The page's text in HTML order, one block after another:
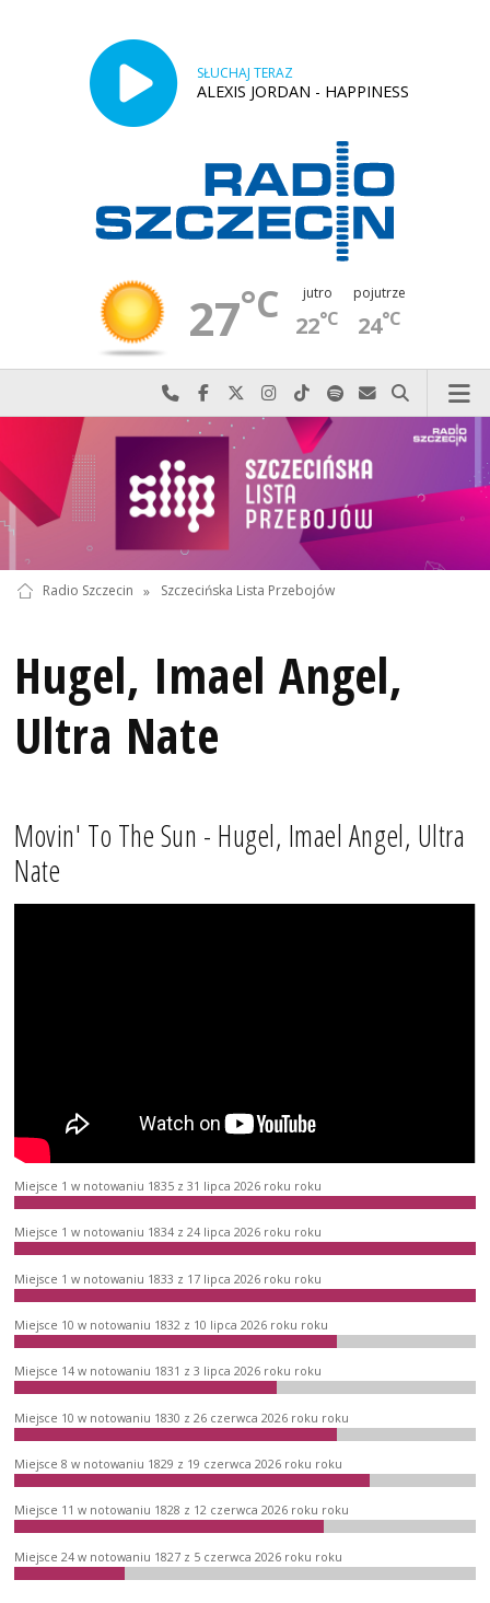
SŁUCHAJ TERAZ
ALEXIS JORDAN - HAPPINESS
27°C jutro
22°C
pojutrze
24°C
Najlepiej po prostu do nas zadzwoń
Odwiedź nas na Facebook-u
Odwiedź nas na X
Odwiedź nas na Instagram-ie
Odwiedź nas na TikTok-u
Szukaj nas na Spotify
Wyślij do nas
Szukaj
Radio Szczecin » Szczecińska Lista Przebojów
Hugel, Imael Angel,
Ultra Nate
Movin' To The Sun - Hugel, Imael Angel, Ultra
Nate
Miejsce 1 w notowaniu 1835 z 31 lipca 2026 roku roku
Miejsce 1 w notowaniu 1834 z 24 lipca 2026 roku roku
Miejsce 1 w notowaniu 1833 z 17 lipca 2026 roku roku
Miejsce 10 w notowaniu 1832 z 10 lipca 2026 roku roku
Miejsce 14 w notowaniu 1831 z 3 lipca 2026 roku roku
Miejsce 10 w notowaniu 1830 z 26 czerwca 2026 roku roku
Miejsce 8 w notowaniu 1829 z 19 czerwca 2026 roku roku
Miejsce 11 w notowaniu 1828 z 12 czerwca 2026 roku roku
Miejsce 24 w notowaniu 1827 z 5 czerwca 2026 roku roku